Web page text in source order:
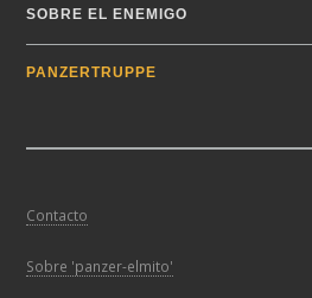
SOBRE EL ENEMIGO
PANZERTRUPPE
Contacto
Sobre 'panzer-elmito'